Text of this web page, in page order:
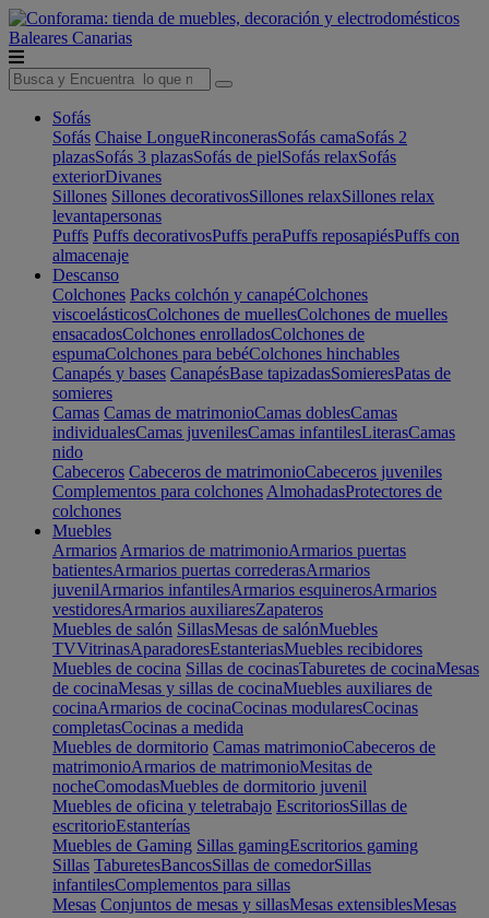
Baleares Canarias
Sofás
Sofás Chaise LongueRinconerasSofás camaSofás 2
plazasSofás 3 plazasSofás de pielSofás relaxSofás
exteriorDivanes
Sillones Sillones decorativosSillones relaxSillones relax
levantapersonas
Puffs Puffs decorativosPuffs peraPuffs reposapiésPuffs con
almacenaje
Descanso
Colchones Packs colchón y canapéColchones
viscoelásticosColchones de muellesColchones de muelles
ensacadosColchones enrolladosColchones de
espumaColchones para bebéColchones hinchables
Canapés y bases CanapésBase tapizadasSomieresPatas de
somieres
Camas Camas de matrimonioCamas doblesCamas
individualesCamas juvenilesCamas infantilesLiterasCamas
nido
Cabeceros Cabeceros de matrimonioCabeceros juveniles
Complementos para colchones AlmohadasProtectores de
colchones
Muebles
Armarios Armarios de matrimonioArmarios puertas
batientesArmarios puertas correderasArmarios
juvenilArmarios infantilesArmarios esquinerosArmarios
vestidoresArmarios auxiliaresZapateros
Muebles de salón SillasMesas de salónMuebles
TVVitrinasAparadoresEstanteriasMuebles recibidores
Muebles de cocina Sillas de cocinasTaburetes de cocinaMesas
de cocinaMesas y sillas de cocinaMuebles auxiliares de
cocinaArmarios de cocinaCocinas modularesCocinas
completasCocinas a medida
Muebles de dormitorio Camas matrimonioCabeceros de
matrimonioArmarios de matrimonioMesitas de
nocheComodasMuebles de dormitorio juvenil
Muebles de oficina y teletrabajo EscritoriosSillas de
escritorioEstanterías
Muebles de Gaming Sillas gamingEscritorios gaming
Sillas TaburetesBancosSillas de comedorSillas
infantilesComplementos para sillas
Mesas Conjuntos de mesas y sillasMesas extensiblesMesas